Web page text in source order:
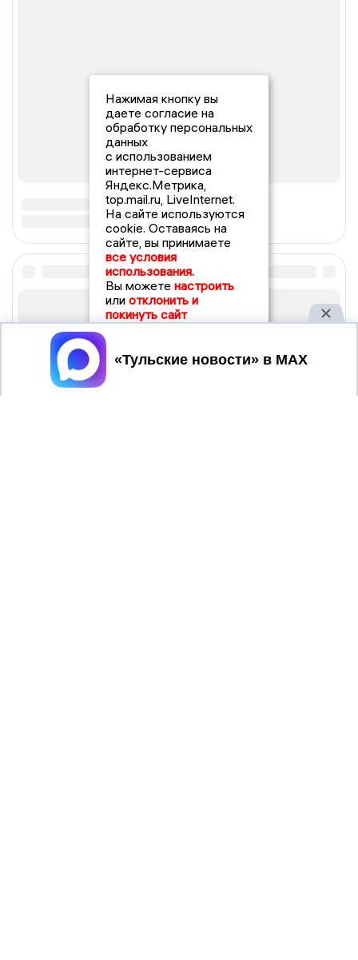
Нажимая кнопку вы
даете согласие на
обработку персональных
данных
с использованием
интернет-сервиса
Яндекс.Метрика,
top.mail.ru, LiveInternet.
На сайте используются
cookie. Оставаясь на
сайте, вы принимаете
все условия
использования.
Вы можете настроить
или отклонить и
покинуть сайт
Принять